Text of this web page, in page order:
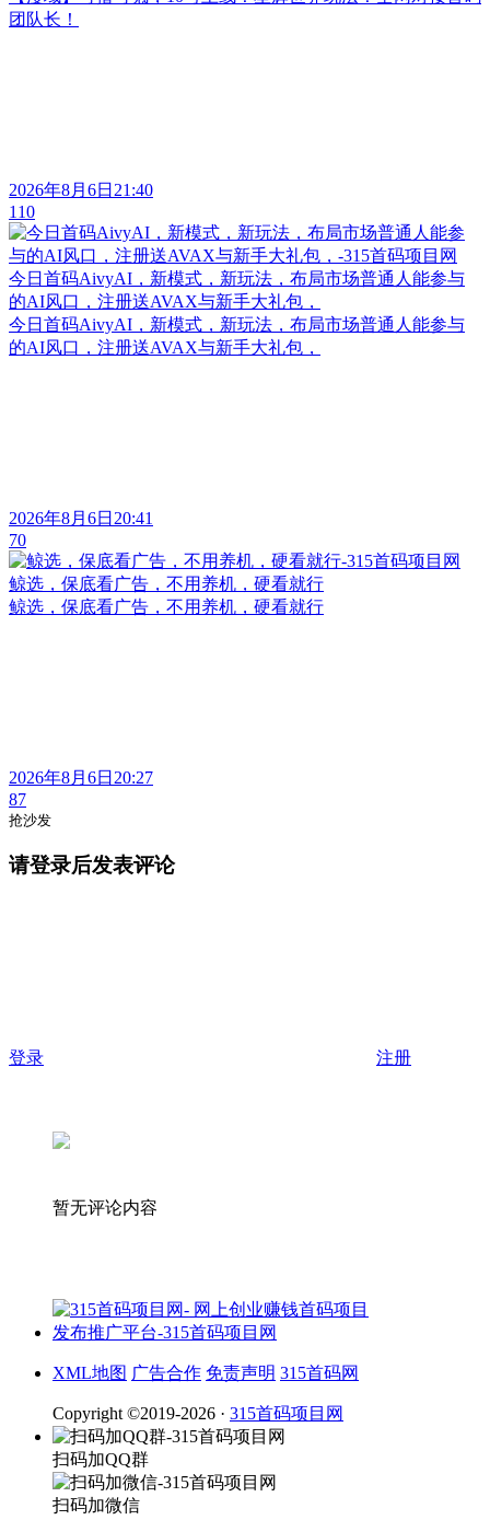
团队长！
2026年8月6日21:40
110
今日首码AivyAI，新模式，新玩法，布局市场普通人能参与
的AI风口，注册送AVAX与新手大礼包，
今日首码AivyAI，新模式，新玩法，布局市场普通人能参与
的AI风口，注册送AVAX与新手大礼包，
2026年8月6日20:41
70
鲸选，保底看广告，不用养机，硬看就行
鲸选，保底看广告，不用养机，硬看就行
2026年8月6日20:27
87
抢沙发
请登录后发表评论
登录 注册
暂无评论内容
XML地图 广告合作 免责声明 315首码网
Copyright ©2019-2026 · 315首码项目网
扫码加QQ群
扫码加微信